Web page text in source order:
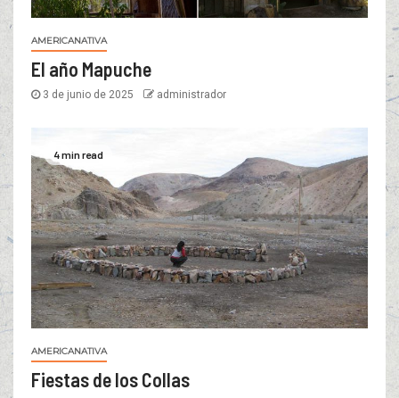
AMERICANATIVA
El año Mapuche
3 de junio de 2025 administrador
4 min read
AMERICANATIVA
Fiestas de los Collas